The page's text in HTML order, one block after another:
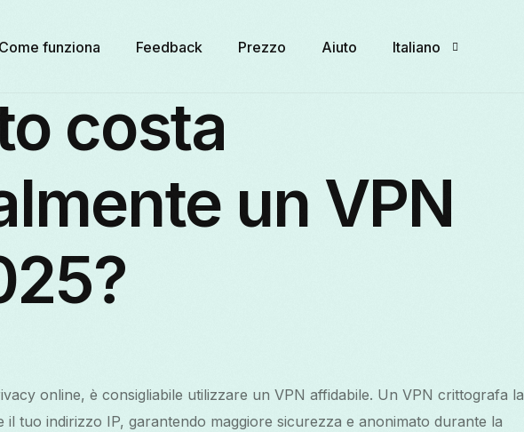
Come funziona Feedback Prezzo Aiuto Italiano
Català
فارسی Polski
costa
un VPN
online, è consigliabile utilizzare un VPN affidabile. Un VPN crittografa la
il tuo indirizzo IP, garantendo maggiore sicurezza e anonimato durante la